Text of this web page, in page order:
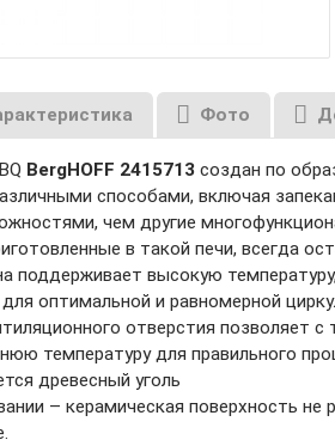
Фото
BergHOFF 2415713создан по
способами, включая
чем другие
в такой печи, всегда
поддерживает высокую
для оптимальной и равномерной
отверстия позволяет
температуру для правильного
древесный уголь
– керамическая поверхность